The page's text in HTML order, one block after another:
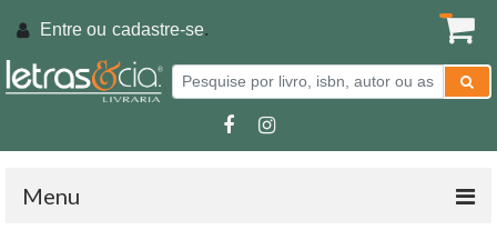
Entre ou cadastre-se.
Menu